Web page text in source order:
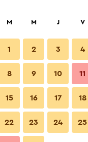
M M J V
1 2 3 4
8 9 10 11
15 16 17 18
22 23 24 25